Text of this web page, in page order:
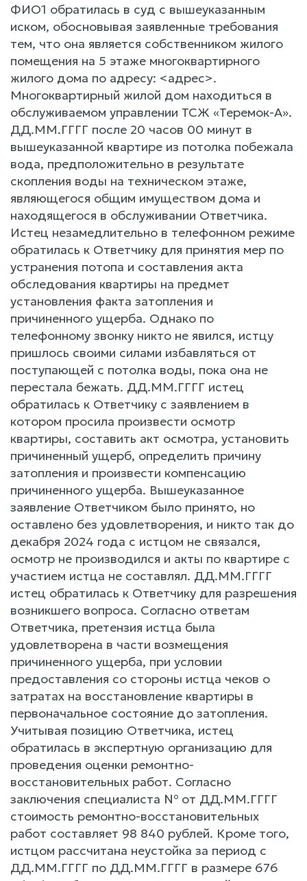
ФИО1 обратилась в суд с вышеуказанным
иском, обосновывая заявленные требования
тем, что она является собственником жилого
помещения на 5 этаже многоквартирного
жилого дома по адресу: <адрес>.
Многоквартирный жилой дом находиться в
обслуживаемом управлении ТСЖ «Теремок-А».
ДД.ММ.ГГГГ после 20 часов 00 минут в
вышеуказанной квартире из потолка побежала
вода, предположительно в результате
скопления воды на техническом этаже,
являющегося общим имуществом дома и
находящегося в обслуживании Ответчика.
Истец незамедлительно в телефонном режиме
обратилась к Ответчику для принятия мер по
устранения потопа и составления акта
обследования квартиры на предмет
установления факта затопления и
причиненного ущерба. Однако по
телефонному звонку никто не явился, истцу
пришлось своими силами избавляться от
поступающей с потолка воды, пока она не
перестала бежать. ДД.ММ.ГГГГ истец
обратилась к Ответчику с заявлением в
котором просила произвести осмотр
квартиры, составить акт осмотра, установить
причиненный ущерб, определить причину
затопления и произвести компенсацию
причиненного ущерба. Вышеуказанное
заявление Ответчиком было принято, но
оставлено без удовлетворения, и никто так до
декабря 2024 года с истцом не связался,
осмотр не производился и акты по квартире с
участием истца не составлял. ДД.ММ.ГГГГ
истец обратилась к Ответчику для разрешения
возникшего вопроса. Согласно ответам
Ответчика, претензия истца была
удовлетворена в части возмещения
причиненного ущерба, при условии
предоставления со стороны истца чеков о
затратах на восстановление квартиры в
первоначальное состояние до затопления.
Учитывая позицию Ответчика, истец
обратилась в экспертную организацию для
проведения оценки ремонтно-
восстановительных работ. Согласно
заключения специалиста № от ДД.ММ.ГГГГ
стоимость ремонтно-восстановительных
работ составляет 98 840 рублей. Кроме того,
истцом рассчитана неустойка за период с
ДД.ММ.ГГГГ по ДД.ММ.ГГГГ в размере 676